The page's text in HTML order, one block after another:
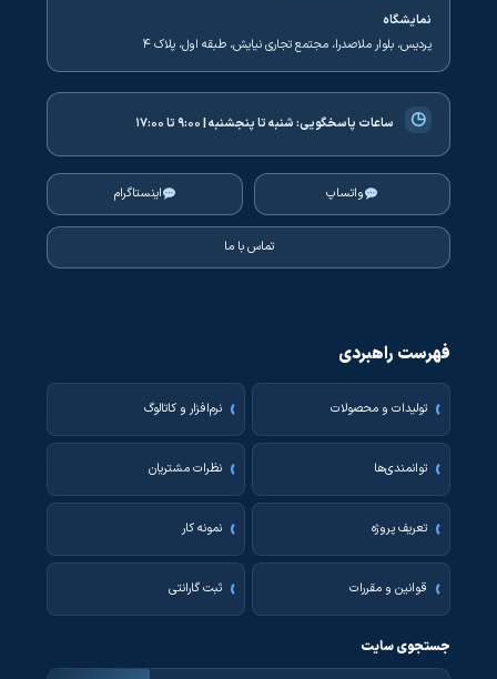
نمایشگاه
پردیس، بلوار ملاصدرا، مجتمع تجاری نیایش، طبقه اول، پلاک ۴
◷ ساعات پاسخگویی:شنبه تا پنجشنبه | ۹:۰۰ تا ۱۷:۰۰
واتساپ اینستاگرام
تماس با ما
فهرست راهبردی
تولیدات و محصولات نرم‌افزار و کاتالوگ
توانمندی‌ها نظرات مشتریان
تعریف پروژه نمونه کار
قوانین و مقررات ثبت گارانتی
جستجوی سایت